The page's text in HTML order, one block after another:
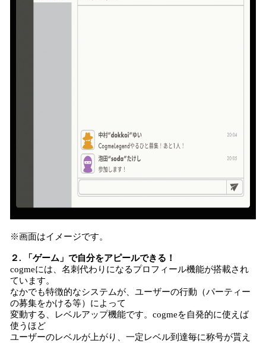
※画面はイメージです。
２. 「ゲーム」で自分をアピールできる！
cogmeには、名刺代わりになるプロフィール機能が搭載され
ています。
なかでも特徴的なシステムが、ユーザーの行動（パーティー
の募集をかける等）によって
変動する、レベルアップ機能です。cogmeを自発的に使えば
使うほど
ユーザーのレベルが上がり、一定レベル到達毎に称号が貰え